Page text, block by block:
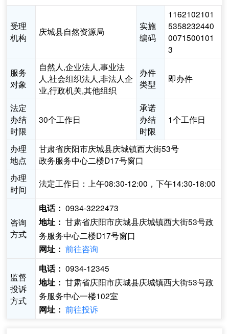
受理
机构
庆城县自然资源局
实施
编码
1162102101
5358232440
0071500101
3
服务
对象
自然人,企业法人,事业法
人,社会组织法人,非法人企
业,行政机关,其他组织
办件
类型
即办件
法定
办结
时限
30个工作日
承诺
办结
时限
1个工作日
办理
地点
甘肃省庆阳市庆城县庆城镇西大街53号
政务服务中心二楼D17号窗口
办理
时间
法定工作日：上午08:30-12:00，下午14:30-18:00
咨询
方式
电话： 0934-3222473
地址： 甘肃省庆阳市庆城县庆城镇西大街53号政
务服务中心二楼D17号窗口
网址： 前往咨询
监督
投诉
方式
电话： 0934-12345
地址： 甘肃省庆阳市庆城县庆城镇西大街53号政
务服务中心一楼102室
网址： 前往投诉